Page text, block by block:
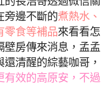
旁邊不斷的煮熱水、
零食等補品來看看怎
壁房傳來消息，孟孟
清醒的綜藝咖哥，
有效的高原安，不過